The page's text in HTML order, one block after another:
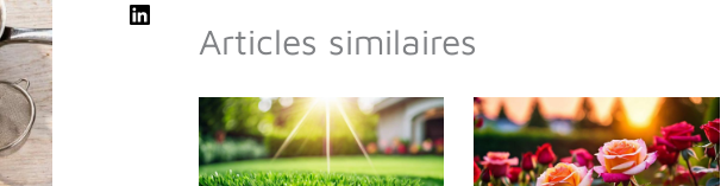
Articles similaires